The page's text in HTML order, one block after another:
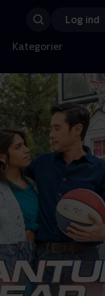
Log ind
Kategorier